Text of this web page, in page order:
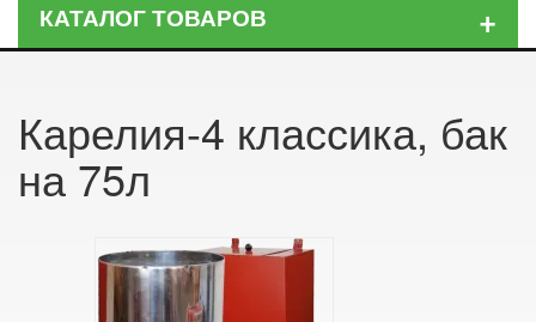
КАТАЛОГ ТОВАРОВ +
Карелия-4 классика, бак
на 75л